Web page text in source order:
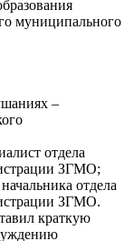
муниципального
–
отдела
ЗГМО;
отдела
ЗГМО.
краткую